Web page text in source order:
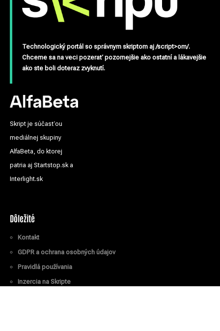
Technologický portál so správnym skriptom aj /script>om/.
Chceme sa na veci pozerať pozornejšie ako ostatní a lákavejšie
ako ste boli doteraz zvyknutí.
Skript je súčasťou
mediálnej skupiny
AlfaBeta, do ktorej
patria aj Startstop.sk a
Interlight.sk
Dôležité
Kontakt
GDPR a ochrana osobných údajov
Pravidlá používania
Inzercia na Skripte